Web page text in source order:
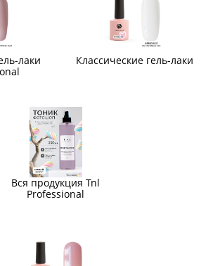
лаки
Классические гель-лаки
Вся продукция Tnl
Professional